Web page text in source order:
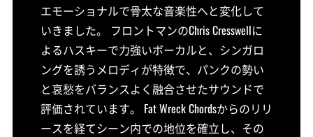
エモーショナルで骨太な音楽性へと変化して
いきました。 フロントマンのChris Cresswellに
よるハスキーで力強いボーカルと、シンガロ
ングを誘うメロディが特徴で、パンクの勢い
と哀愁をバランスよく融合させたサウンドで
評価されています。 Fat Wreck Chordsからのリリ
ースを経てシーン内での地位を確立し、その